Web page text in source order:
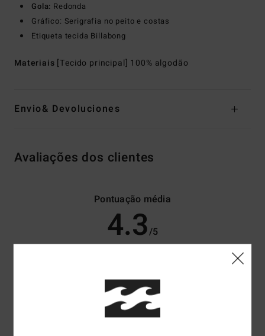
Gola: Redonda
Gráfico: Serigrafia no peito e costas
Etiqueta tecida Billabong
Materiais [Tecido principal] 100% algodão
Envio& Devoluciones
Avaliações dos clientes
Pontuação média
4.3/5
100% dos nossos clientes recomendam este produto
Relação qualidade/preço